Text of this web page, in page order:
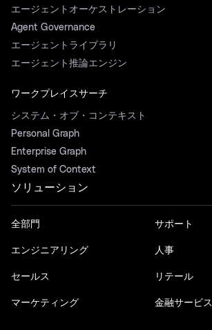
エージェントオーケストレーション
Agent Governance
エージェントライブラリ
エージェント推論エンジン
ワークプレイスサーチ
システム・オブ・コンテキスト
Personal Graph
Enterprise Graph
System of Context
ソリューション
全部門
エンジニアリング
セールス
マーケティング
サポート
人事
リテール
金融サービス